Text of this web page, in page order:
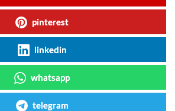
pinterest
linkedin
whatsapp
telegram